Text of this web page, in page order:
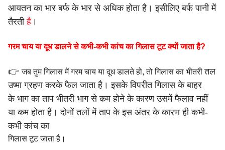
आयतन का भारबर्फ के भार से अधिक होता है। इसीलिए बर्फ पानी में
तैरतीहै ।
गरम चाय या दूध डालने से कभी-कभी कांच का गिलास टूट क्यों जाता है?
👉जब तुम गिलास में गरम चाय या दूध डालते हो, तो गिलास का भीतरीतल
उष्मा ग्रहण करके फैल जाता है। इसके विपरीत गिलास के बाहर
के भाग का ताप भीतरी भाग से कम होने के कारण उसमें फैलाव नहीं
या कमहोता है। दोनों तलों में ताप के इस अंतर के कारण ही कभी-
कभी कांच का
गिलास टूट जाता है।